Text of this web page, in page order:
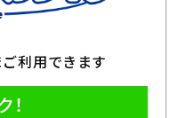
利用できます